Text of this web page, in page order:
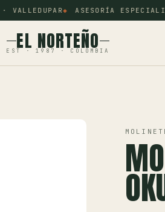
ASESORÍA
EL NORTEÑO
EST · 1987 · COLOMBIA